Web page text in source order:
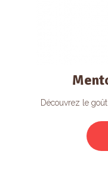
Découvrez le